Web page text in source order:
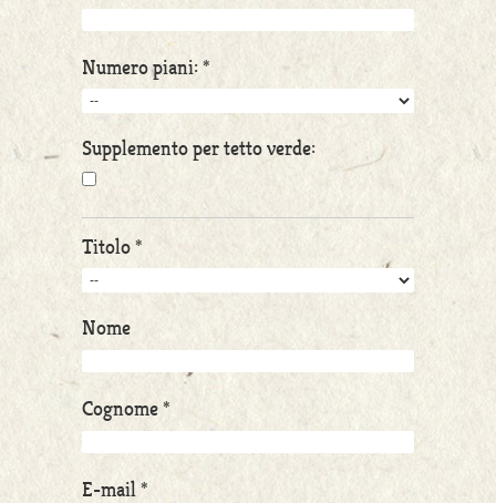
Numero piani: *
Supplemento per tetto verde:
Titolo *
Nome
Cognome *
E-mail *